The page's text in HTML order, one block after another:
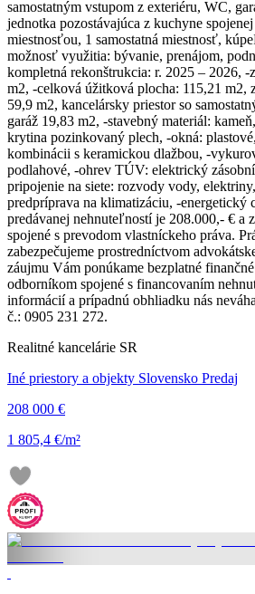
samostatným vstupom z exteriéru, WC,
jednotka pozostávajúca z kuchyne
miestnosťou, 1 samostatná miestnosť,
možnosť využitia: bývanie, prenájom,
kompletná rekonštrukcia: r. 2025 – 2026, -
m2, -celková úžitková plocha: 115,21 m2,
59,9 m2, kancelársky priestor so
garáž 19,83 m2, -stavebný materiál:
krytina pozinkovaný plech, -okná:
kombinácii s keramickou dlažbou, -
podlahové, -ohrev TÚV: elektrický
pripojenie na siete: rozvody vody,
predpríprava na klimatizáciu, -energetický
predávanej nehnuteľností je 208.000,- € a
spojené s prevodom vlastníckeho práva.
zabezpečujeme prostredníctvom
záujmu Vám ponúkame bezplatné
odborníkom spojené s financovaním
informácií a prípadnú obhliadku nás
č.: 0905 231 272.
Realitné kancelárie SR
Iné priestory a objekty Slovensko Predaj
208 000 €
1 805,4 €/m²